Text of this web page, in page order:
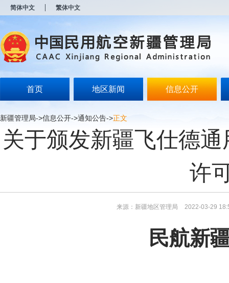
简体中文 繁体中文
首页 地区新闻 信息公开
新疆管理局->信息公开->通知公告->正文
关于颁发新疆飞仕德
许
来源：新疆地区管理局 2022-03-29
民航新疆通航公
开
无
障
说
按
Alt
波
浪